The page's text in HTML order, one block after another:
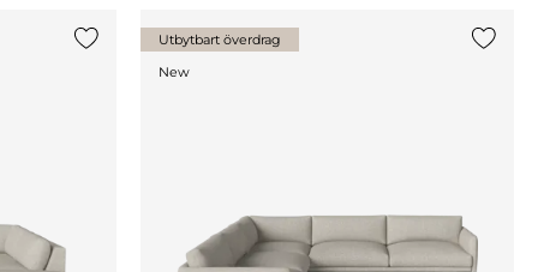
Lägg till {0} i listan
Utbytbart överdrag
New